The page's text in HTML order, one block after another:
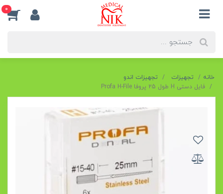
0
خانه تجهیزات
تجهیزات اندو
فایل دستی H طول 25 پروفا Profa H-File